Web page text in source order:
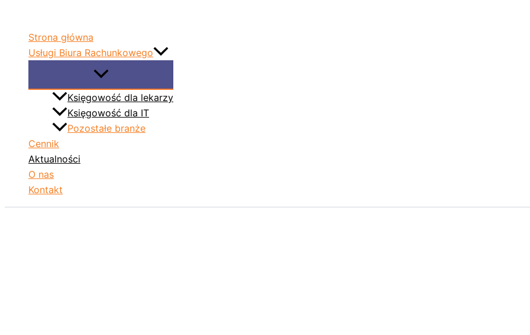
treściStrona główna
Usługi Biura Rachunkowego
Księgowość dla lekarzy
Księgowość dla IT
Pozostałe branże
Cennik
Aktualności
O nas
Kontakt